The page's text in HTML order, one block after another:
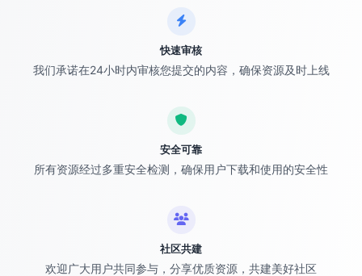
快速审核
我们承诺在24小时内审核您提交的内容，确保资源及时上线
安全可靠
所有资源经过多重安全检测，确保用户下载和使用的安全性
社区共建
欢迎广大用户共同参与，分享优质资源，共建美好社区